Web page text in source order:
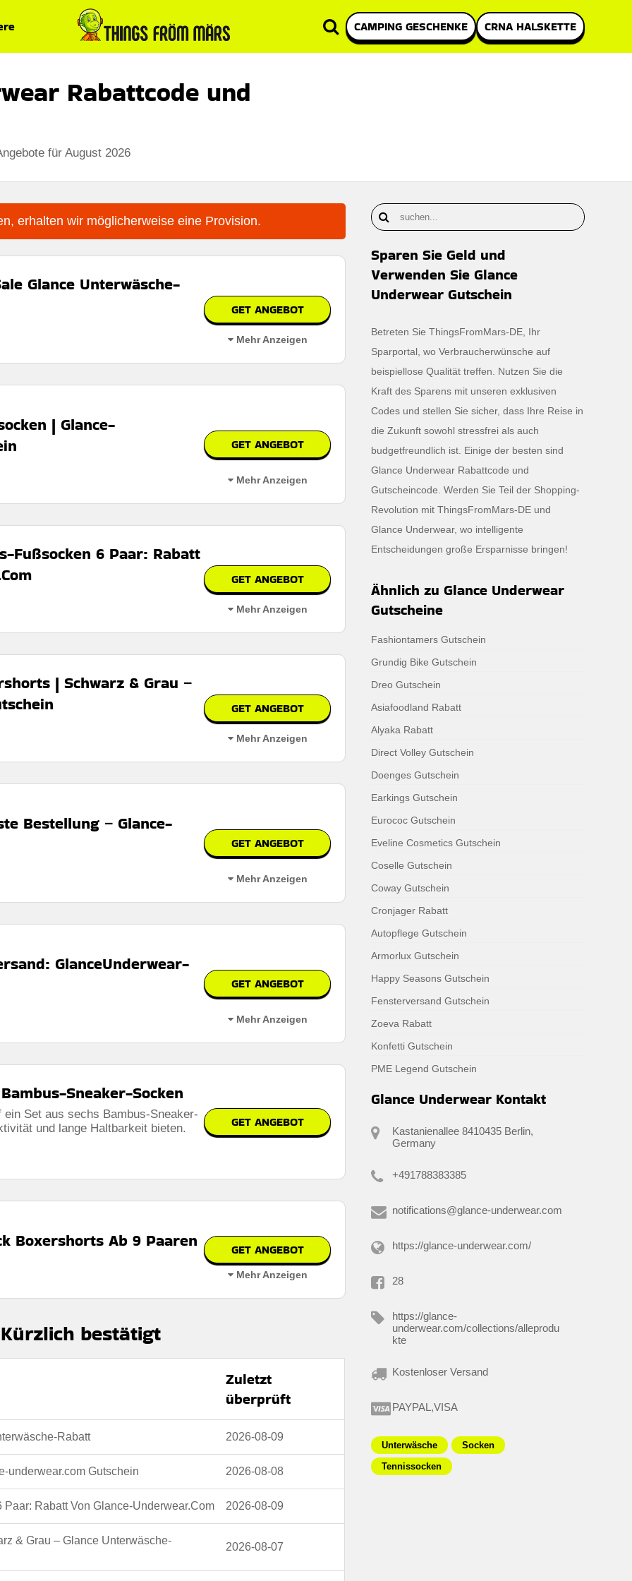
CAMPING GESCHENKE CRNA HALSKETTE
Rabattcode und
für August 2026
erhalten wir möglicherweise eine Provision.
Glance Unterwäsche-
Mehr Anzeigen
GET ANGEBOT
Nutzungsbedingungen auf der Website des Händlers.
| Glance-
Mehr Anzeigen
GET ANGEBOT
Fußsocken 6 Paar: Rabatt
Mehr Anzeigen
GET ANGEBOT
| Schwarz & Grau –
Mehr Anzeigen
GET ANGEBOT
Nutzungsbedingungen auf der Website des Händlers.
Bestellung – Glance-
Mehr Anzeigen
GET ANGEBOT
Nutzungsbedingungen auf der Website des Händlers.
GlanceUnderwear-
Mehr Anzeigen
GET ANGEBOT
Geschäftsbedingungen auf der Website des Händlers.
Sneaker-Socken
Set aus sechs Bambus-Sneaker-
und lange Haltbarkeit bieten.
GET ANGEBOT
Boxershorts Ab 9 Paaren
Mehr Anzeigen
GET ANGEBOT
Geschäftsbedingungen auf der Website des Händlers.
bestätigt
Zuletzt
überprüft
Rabatt 2026-08-09
underwear.com Gutschein 2026-08-08
Rabatt Von Glance-Underwear.Com 2026-08-09
& Grau – Glance Unterwäsche-
2026-08-07
Sparen Sie Geld und
Verwenden Sie Glance
Underwear Gutschein
Betreten Sie ThingsFromMars-DE, Ihr
Sparportal, wo Verbraucherwünsche auf
beispiellose Qualität treffen. Nutzen Sie die
Kraft des Sparens mit unseren exklusiven
Codes und stellen Sie sicher, dass Ihre Reise in
die Zukunft sowohl stressfrei als auch
budgetfreundlich ist. Einige der besten sind
Glance Underwear Rabattcode und
Gutscheincode. Werden Sie Teil der Shopping-
Revolution mit ThingsFromMars-DE und
Glance Underwear, wo intelligente
Entscheidungen große Ersparnisse bringen!
Ähnlich zu Glance Underwear
Gutscheine
Fashiontamers Gutschein
Grundig Bike Gutschein
Dreo Gutschein
Asiafoodland Rabatt
Alyaka Rabatt
Direct Volley Gutschein
Doenges Gutschein
Earkings Gutschein
Eurococ Gutschein
Eveline Cosmetics Gutschein
Coselle Gutschein
Coway Gutschein
Cronjager Rabatt
Autopflege Gutschein
Armorlux Gutschein
Happy Seasons Gutschein
Fensterversand Gutschein
Zoeva Rabatt
Konfetti Gutschein
PME Legend Gutschein
Glance Underwear Kontakt
Kastanienallee 8410435 Berlin,
Germany
+491788383385
notifications@glance-underwear.com
https://glance-underwear.com/
28
https://glance-
underwear.com/collections/alleprodu
kte
Kostenloser Versand
PAYPAL,VISA
Unterwäsche
Socken
Tennissocken